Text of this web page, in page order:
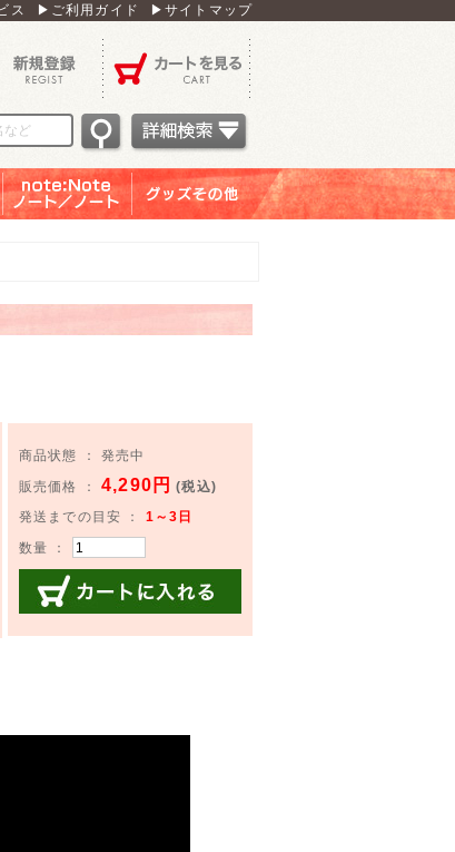
ス ▶ご利用ガイド ▶サイトマップ
商品状態 ： 発売中
販売価格 ：4,290円 (税込)
発送までの目安 ： 1～3日
数量 ：